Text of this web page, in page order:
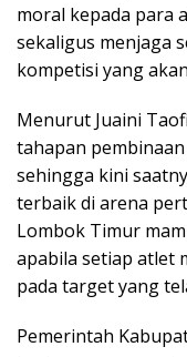
moral kepada para
sekaligus menjaga
kompetisi yang
Menurut Juaini
tahapan
sehingga kini
terbaik di arena
Lombok Timur
apabila setiap atlet
pada target yang
Pemerintah